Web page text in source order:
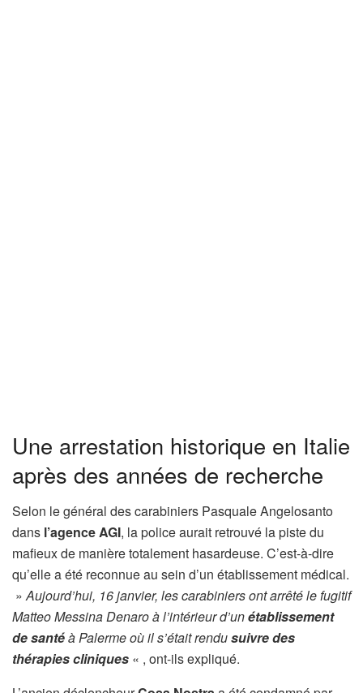
Une arrestation historique en Italie
après des années de recherche
Selon le général des carabiniers Pasquale Angelosanto
dans l’agence AGI, la police aurait retrouvé la piste du
mafieux de manière totalement hasardeuse. C’est-à-dire
qu’elle a été reconnue au sein d’un établissement médical.
»Aujourd’hui, 16 janvier, les carabiniers ont arrêté le fugitif
Matteo Messina Denaro à l’intérieur d’unétablissement
de santéà Palerme où il s’était rendusuivre des
thérapies cliniques « , ont-ils expliqué.